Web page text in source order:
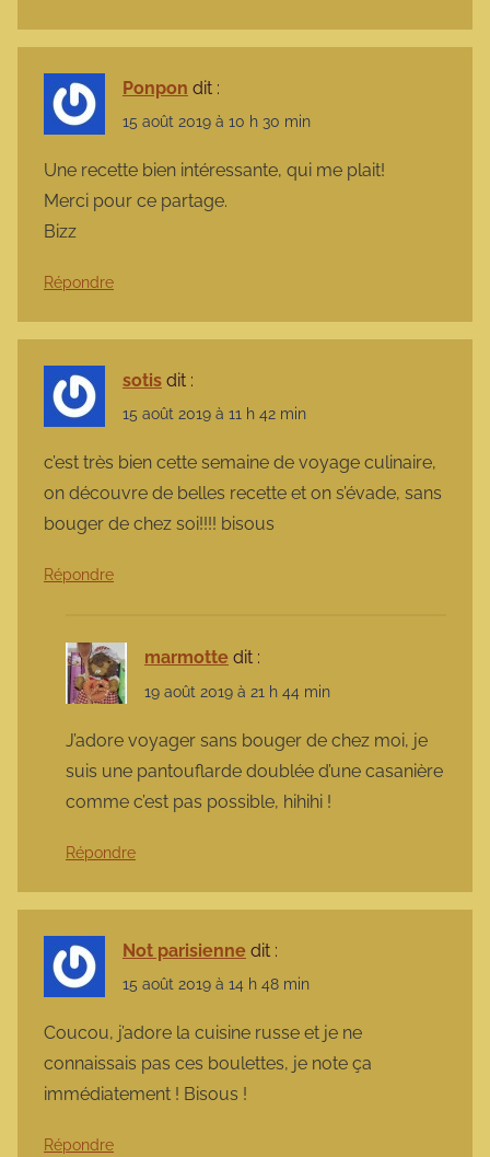
Ponpon dit :
15 août 2019 à 10 h 30 min
Une recette bien intéressante, qui me plait!
Merci pour ce partage.
Bizz
Répondre
sotis dit :
15 août 2019 à 11 h 42 min
c’est très bien cette semaine de voyage culinaire,
on découvre de belles recette et on s’évade, sans
bouger de chez soi!!!! bisous
Répondre
marmotte dit :
19 août 2019 à 21 h 44 min
J’adore voyager sans bouger de chez moi, je
suis une pantouflarde doublée d’une casanière
comme c’est pas possible, hihihi !
Répondre
Not parisienne dit :
15 août 2019 à 14 h 48 min
Coucou, j’adore la cuisine russe et je ne
connaissais pas ces boulettes, je note ça
immédiatement ! Bisous !
Répondre